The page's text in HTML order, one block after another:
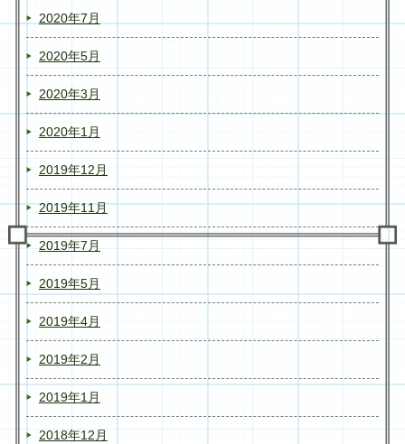
2020年7月
2020年5月
2020年3月
2020年1月
2019年12月
2019年11月
2019年7月
2019年5月
2019年4月
2019年2月
2019年1月
2018年12月